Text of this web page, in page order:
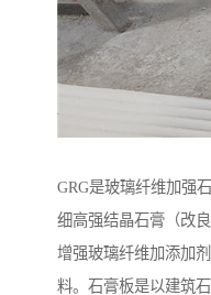
GRG是玻璃纤维加强
细高强结晶石膏（改
增强玻璃纤维加添加
料。石膏板是以建筑